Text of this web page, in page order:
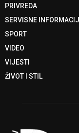
PRIVREDA
SERVISNE
SPORT
VIDEO
VIJESTI
ŽIVOT I STIL